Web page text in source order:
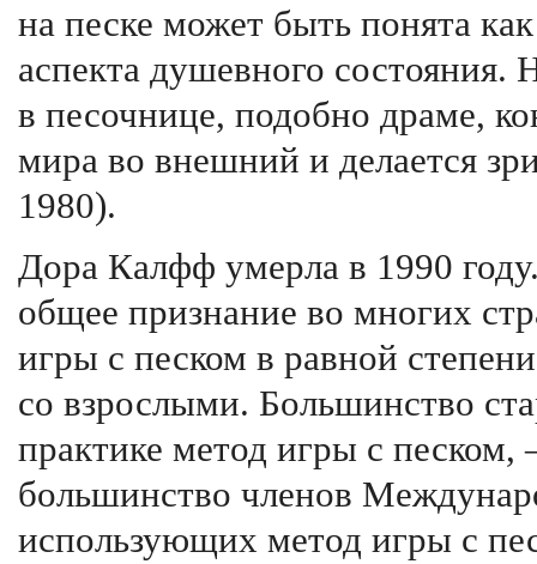
на песке может быть понята
аспекта душевного состояния.
в песочнице, подобно драме,
мира во внешний и делается
1980).
Дора Калфф умерла в 1990
общее признание во многих
игры с песком в равной
со взрослыми. Большинство
практике метод игры с
большинство членов
использующих метод игры с